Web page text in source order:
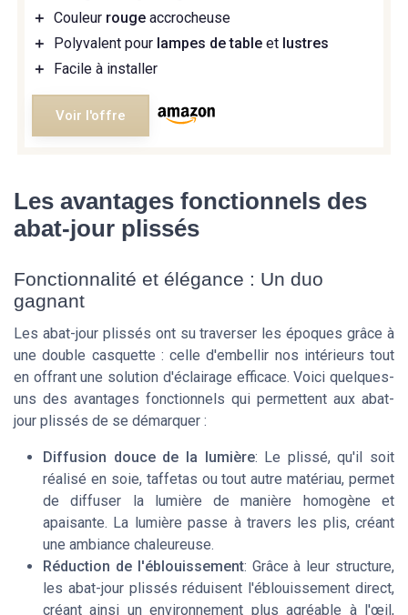
＋ Couleur rouge accrocheuse
＋
Polyvalent pour lampes de table et lustres
＋
Facile à installer
Voir l'offre
Les avantages fonctionnels des
abat-jour plissés
Fonctionnalité et élégance : Un duo
gagnant
Les abat-jour plissés ont su traverser les époques grâce à
une double casquette : celle d'embellir nos intérieurs tout
en offrant une solution d'éclairage efficace. Voici quelques-
uns des avantages fonctionnels qui permettent aux abat-
jour plissés de se démarquer :
Diffusion douce de la lumière: Le plissé, qu'il soit
réalisé en soie, taffetas ou tout autre matériau, permet
de diffuser la lumière de manière homogène et
apaisante. La lumière passe à travers les plis, créant
une ambiance chaleureuse.
Réduction de l'éblouissement: Grâce à leur structure,
les abat-jour plissés réduisent l'éblouissement direct,
créant ainsi un environnement plus agréable à l'œil,